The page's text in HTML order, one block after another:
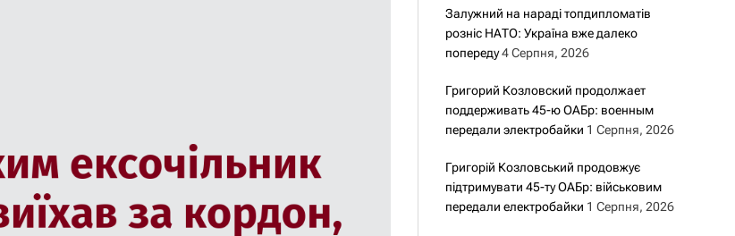
Залужний на нараді топдипломатів
розніс НАТО: Україна вже далеко
попереду 4 Серпня, 2026
Григорий Козловский продолжает
поддерживать 45-ю ОАБр: военным
передали электробайки 1 Серпня, 2026
Григорій Козловський продовжує
підтримувати 45-ту ОАБр: військовим
передали електробайки 1 Серпня, 2026